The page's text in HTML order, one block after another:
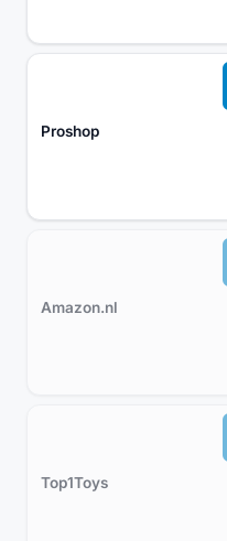
Proshop
Amazon.nl
Top1Toys